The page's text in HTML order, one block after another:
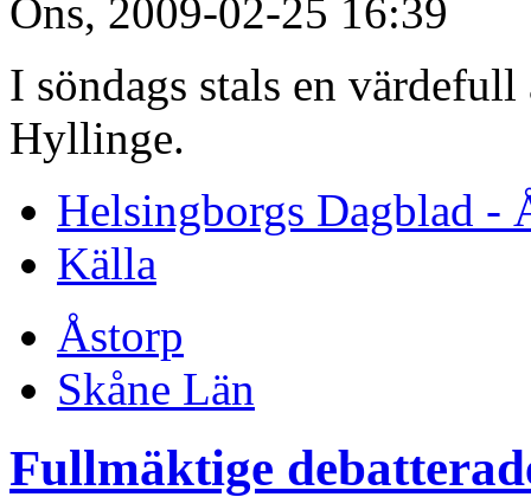
Ons, 2009-02-25 16:39
I söndags stals en
Hyllinge.
Helsingborgs Dagblad -
Källa
Åstorp
Skåne Län
Fullmäktige